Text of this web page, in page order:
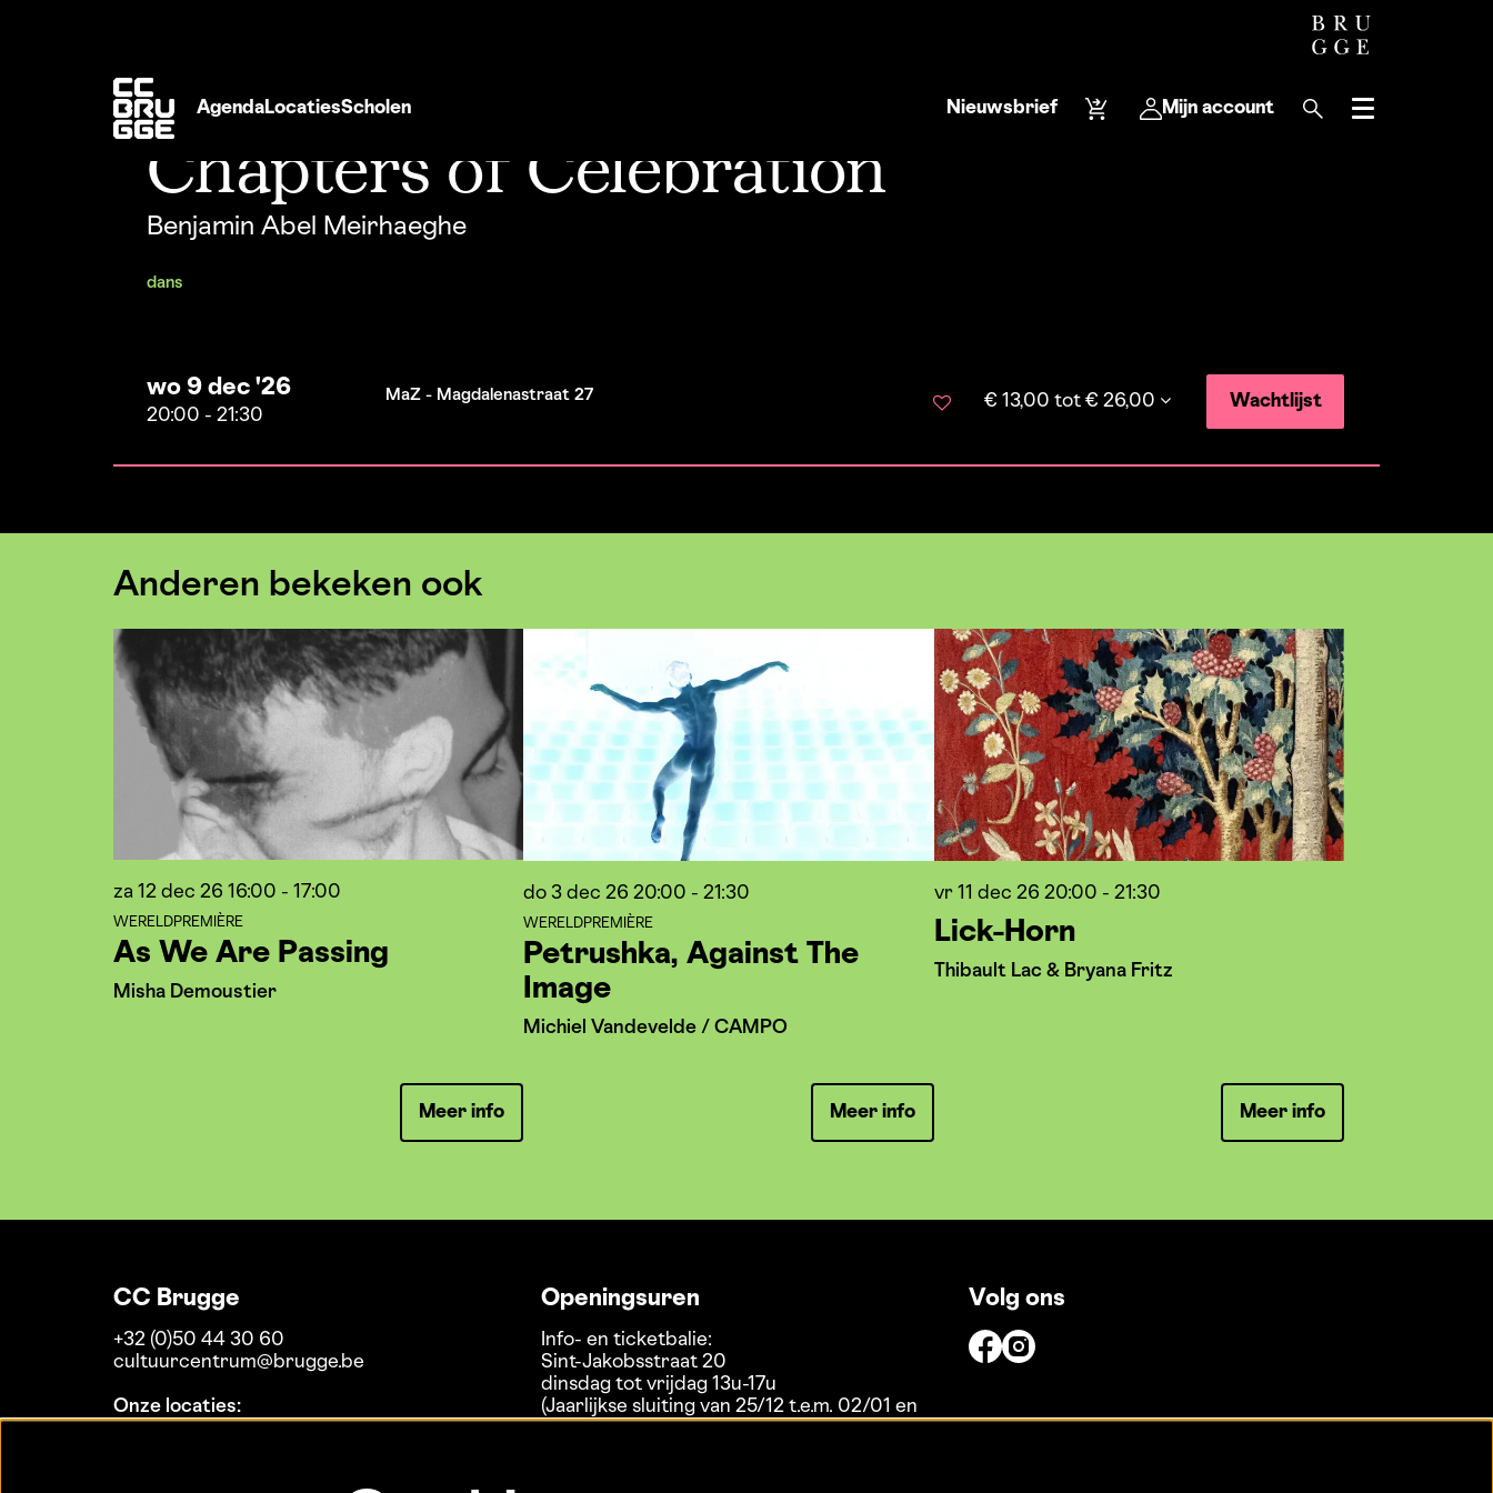
Agenda LocatiesScholen Nieuwsbrief Mijn account Menu
Chapters of Celebration
Benjamin Abel Meirhaeghe
dans
wo 9 dec '26
20:00 - 21:30
MaZ - Magdalenastraat 27 € 13,00 tot € 26,00 Wachtlijst
Anderen bekeken ook
As We Are Passing
Misha Demoustier
WERELDPREMIÈRE
za 12 dec 26 16:00 - 17:00
Meer info
Petrushka, Against The
Image
Michiel Vandevelde / CAMPO
WERELDPREMIÈRE
do 3 dec 2620:00 - 21:30
Meer info
Lick-Horn
Thibault Lac & Bryana Fritz
vr 11 dec 26 20:00 - 21:30
Meer info
CC Brugge
+32 (0)50 44 30 60
cultuurcentrum@brugge.be
Onze locaties:
Openingsuren
Info- en ticketbalie:
Sint-Jakobsstraat 20
dinsdag tot vrijdag 13u-17u
(Jaarlijkse sluiting van 25/12 t.e.m. 02/01 en
Volg ons